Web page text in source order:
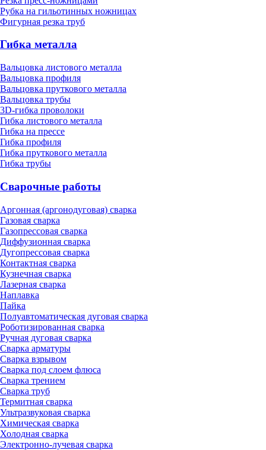
Рубка на гильотинных ножницах
Фигурная резка труб
Гибка металла
Вальцовка листового металла
Вальцовка профиля
Вальцовка пруткового металла
Вальцовка трубы
3D-гибка проволоки
Гибка листового металла
Гибка на прессе
Гибка профиля
Гибка пруткового металла
Гибка трубы
Сварочные работы
Аргонная (аргонодуговая) сварка
Газовая сварка
Газопрессовая сварка
Диффузионная сварка
Дугопрессовая сварка
Контактная сварка
Кузнечная сварка
Лазерная сварка
Наплавка
Пайка
Полуавтоматическая дуговая сварка
Роботизированная сварка
Ручная дуговая сварка
Сварка арматуры
Сварка взрывом
Сварка под слоем флюса
Сварка трением
Сварка труб
Термитная сварка
Ультразвуковая сварка
Химическая сварка
Холодная сварка
Электронно-лучевая сварка